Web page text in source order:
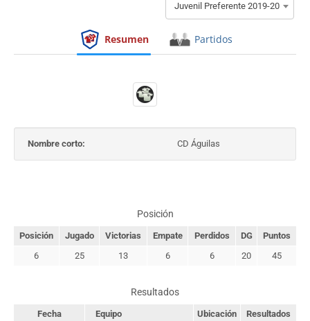
Juvenil Preferente 2019-20
Resumen Partidos
Nombre corto: CD Águilas
Posición
Posición Jugado Victorias Empate Perdidos DG
Puntos
6
25 13 6 6 20 45
Resultados
Fecha Equipo Ubicación
Resultados